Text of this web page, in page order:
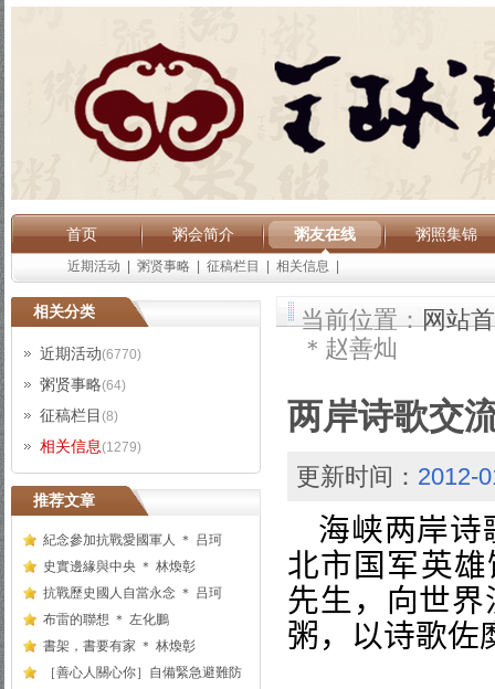
首页 粥会简介 粥友在线 粥照集锦
近期活动 粥贤事略 征稿栏目 相关信息
相关分类
近期活动(6770)
粥贤事略(64)
征稿栏目 (8)
相关信息(1279)
推荐文章
紀念參加抗戰愛國軍人 ＊ 吕珂
史實邊緣與中央 ＊ 林煥彰
抗戰歷史國人自當永念 ＊ 吕珂
布雷的聯想 ＊ 左化鵬
書架，書要有家 ＊ 林煥彰
［善心人關心你］自備緊急避難防
当前位置：网站
＊赵善灿
两岸诗歌交
更新时间： 2012-
海峡两岸诗
北市国军英
先生，向世
粥，以诗歌佐